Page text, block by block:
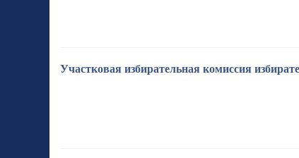
Участковая избирательная комиссия